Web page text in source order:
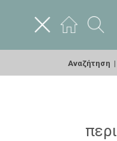
Αναζήτηση |